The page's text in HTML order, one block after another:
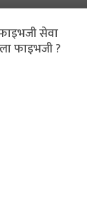
सेवा
फाइभजी ?